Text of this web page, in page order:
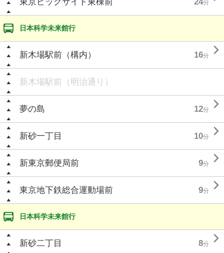
分
日本科学未来館行
新木場駅前（構内） 16分 
新木場駅前（明治通り）
夢の島 12分 
新砂一丁目 10分 
新東京郵便局前 9分 
東京地下鉄総合運動場前 9分 
日本科学未来館行
新砂二丁目 8分 